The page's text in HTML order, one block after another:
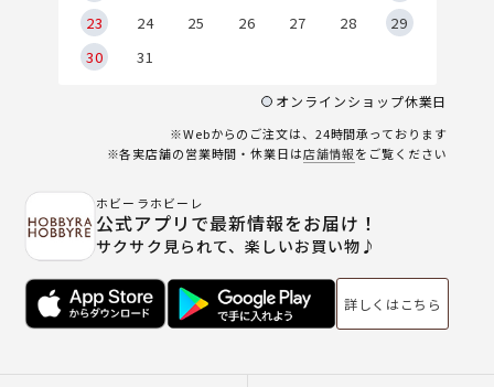
23
24 25 26 27 28
29
30
31
オンラインショップ休業日
※Webからのご注文は、24時間承っております
※各実店舗の営業時間・休業日は店舗情報をご覧ください
ホビーラホビーレ
公式アプリで最新情報をお届け！
サクサク見られて、楽しいお買い物♪
詳しくはこちら